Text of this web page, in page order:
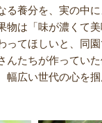
る養分を、実の中
は「味が濃くて
てほしいと、同
んたちが作ってい
広い世代の心を掴